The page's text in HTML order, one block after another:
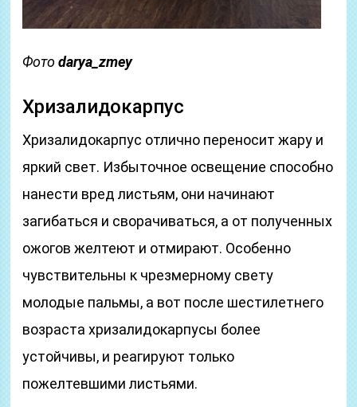
Фотоdarya_zmey
Хризалидокарпус
Хризалидокарпус отлично переносит жару и
яркий свет. Избыточное освещение способно
нанести вред листьям, они начинают
загибаться и сворачиваться, а от полученных
ожогов желтеют и отмирают. Особенно
чувствительны к чрезмерному свету
молодые пальмы, а вот после шестилетнего
возраста хризалидокарпусы более
устойчивы, и реагируют только
пожелтевшими листьями.